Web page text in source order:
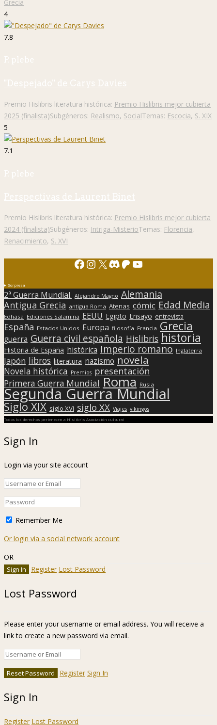
Grecia
4
7.8
P. plebe
"Despejado" de Carys Davies
Premio Hislibris literatura histórica: Premio Hislibris mejor cubierta
2025 (finalista)Subgéneros: Realismo, SocialTemas: Escocia, S. XIX
5
7.1
P. plebe
Perspectivas de Laurent Binet
Premio Hislibris literatura histórica: Premio Hislibris mejor cubierta
2024 (finalista)Subgéneros: Intriga-MisterioTemas: Florencia,
Renacimiento, S. XVI
Facebook
Instagram
X Discord
Patreon
YouTube
Sorpresa
2ª Guerra Mundial. Alejandro Magno Alemania
Antigua Grecia antigua Roma Atenas cómic Edad Media
Edhasa Ediciones Salamina EEUU Egipto Ensayo entrevista
España Estados Unidos Europa filosofía Francia Grecia
guerra Guerra civil española Hislibris historia
Historia de España histórica Imperio romano Inglaterra
Japón libros literatura nazismo novela
Novela histórica Premios presentación
Primera Guerra Mundial Roma Rusia
Segunda Guerra Mundial
Siglo XIX siglo XVI siglo XX Viajes vikingos
Todos los derechos pertenecen a Hislibris Asociación cultural
Sign In
Login via your site account
Remember Me
Or login via a social network account
OR
Register Lost Password
Lost Password
Please enter your username or email address. You will receive a
link to create a new password via email.
Register Sign In
Sign In
Register Lost Password